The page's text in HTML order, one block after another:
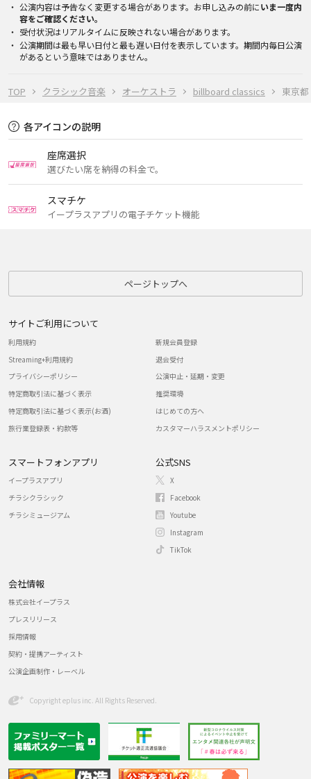
TOP クラシック音楽 オーケストラ billboard classics 東京都
公演内容は予告なく変更する場合があります。お申し込みの前にいま一度内
容をご確認ください。
受付状況はリアルタイムに反映されない場合があります。
公演期間は最も早い日付と最も遅い日付を表示しています。期間内毎日公演
があるという意味ではありません。
各アイコンの説明
座席選択
選びたい席を納得の料金で。
スマチケ
イープラスアプリの電子チケット機能
ページトップへ
サイトご利用について
利用規約
Streaming+利用規約
プライバシーポリシー
特定商取引法に基づく表示
特定商取引法に基づく表示(お酒)
旅行業登録表・約款等
新規会員登録
退会受付
公演中止・延期・変更
推奨環境
はじめての方へ
カスタマーハラスメントポリシー
スマートフォンアプリ
イープラスアプリ
チラシクラシック
チラシミュージアム
公式SNS
X
Facebook
Youtube
Instagram
TikTok
会社情報
株式会社イープラス
プレスリリース
採用情報
契約・提携アーティスト
公演企画制作・レーベル
Copyright eplus inc. All Rights Reserved.